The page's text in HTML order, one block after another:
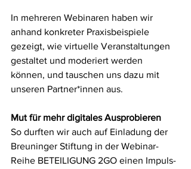
In mehreren Webinaren haben wir
anhand konkreter Praxisbeispiele
gezeigt, wie virtuelle Veranstaltungen
gestaltet und moderiert werden
können, und tauschen uns dazu mit
unseren Partner*innen aus.
Mut für mehr digitales Ausprobieren
So durften wir auch auf Einladung der
Breuninger Stiftung in der Webinar-
Reihe BETEILIGUNG 2GO einen Impuls-